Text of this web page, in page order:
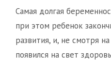
Самая долгая
при этом ребенок
развития, и, не смотря
появился на свет